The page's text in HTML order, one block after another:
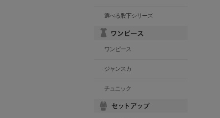
選べる股下シリーズ
ワンピース
ジャンスカ
チュニック